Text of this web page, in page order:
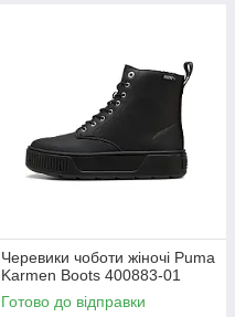
Черевики чоботи жіночі Puma
Karmen Boots 400883-01
Готово до відправки